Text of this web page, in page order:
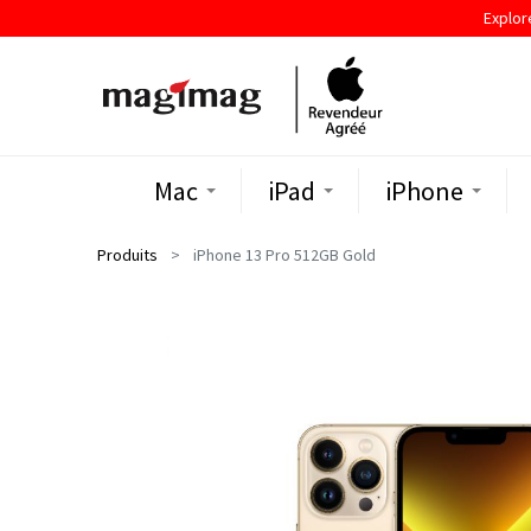
Mac iPad iPhone
Produits iPhone 13 Pro 512GB Gold